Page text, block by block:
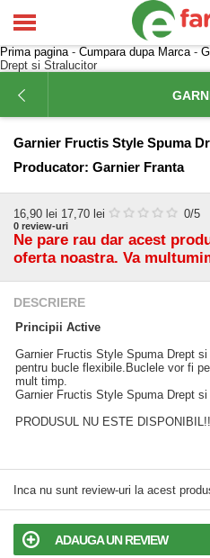
Prima pagina- Cumpara dupa Marca-
Drept si Stralucitor
Garnier Fructis Style Spuma
Producator: Garnier Franta
16,90 lei 17,70 lei 0/5
0 review-uri
Ne pare rau dar acest
oferta noastra. Va
DESCRIERE
Principii Active
Garnier Fructis Style Spuma Drept
pentru bucle flexibile.Buclele vor fi
mult timp.
Garnier Fructis Style Spuma Drept si
PRODUSUL NU ESTE
Inca nu sunt review-uri la acest
ADAUGA UN REVIEW